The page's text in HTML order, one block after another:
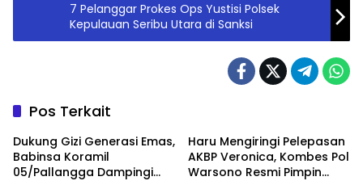
7 Pelanggar Prokes Ops Yustisi Polsek
Kepulauan Seribu Utara di Sanksi
Pos Terkait
Dukung Gizi Generasi Emas,
Babinsa Koramil
05/Pallangga Dampingi
Haru Mengiringi Pelepasan
AKBP Veronica, Kombes Pol
Warsono Resmi Pimpin
Berita Berita